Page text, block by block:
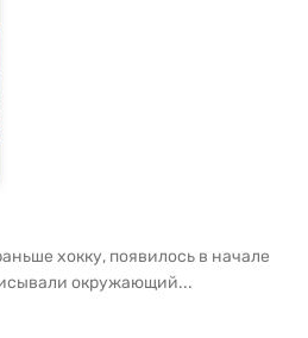
хокку, появилось в начале
окружающий...